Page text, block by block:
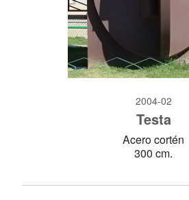
2004-02
Testa
Acero cortén
300 cm.